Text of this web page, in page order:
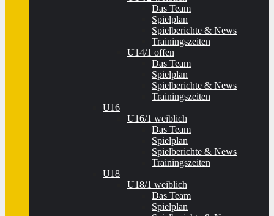
Das Team
Spielplan
Spielberichte & News
Trainingszeiten
U14/1 offen
Das Team
Spielplan
Spielberichte & News
Trainingszeiten
U16
U16/1 weiblich
Das Team
Spielplan
Spielberichte & News
Trainingszeiten
U18
U18/1 weiblich
Das Team
Spielplan